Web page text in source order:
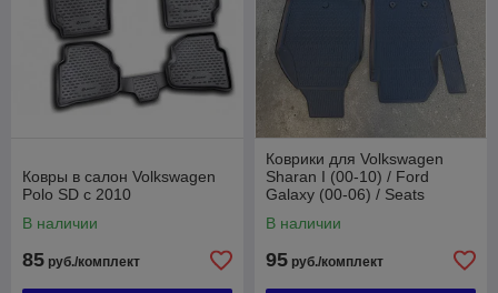
Ковры в салон Volkswagen
Polo SD c 2010
В наличии
85 руб./комплект
Коврики для Volkswagen
Sharan I (00-10) / Ford
Galaxy (00-06) / Seats
В наличии
95 руб./комплект